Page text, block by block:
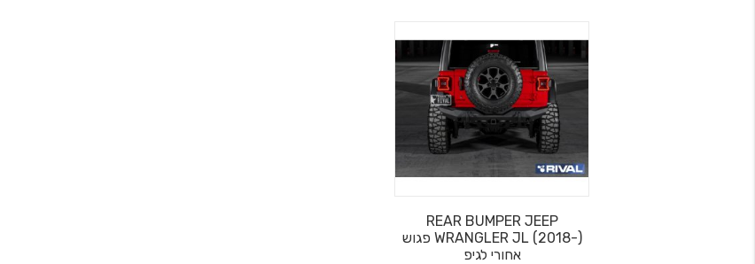
REAR BUMPER JEEP
WRANGLER JL (2018-) פגוש
אחורי לגיפ